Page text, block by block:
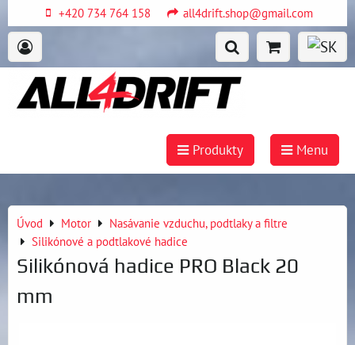
+420 734 764 158 all4drift.shop@gmail.com
Produkty Menu
Úvod Motor
Nasávanie vzduchu, podtlaky a filtre
Silikónové a podtlakové hadice
Silikónová hadice PRO Black 20
mm